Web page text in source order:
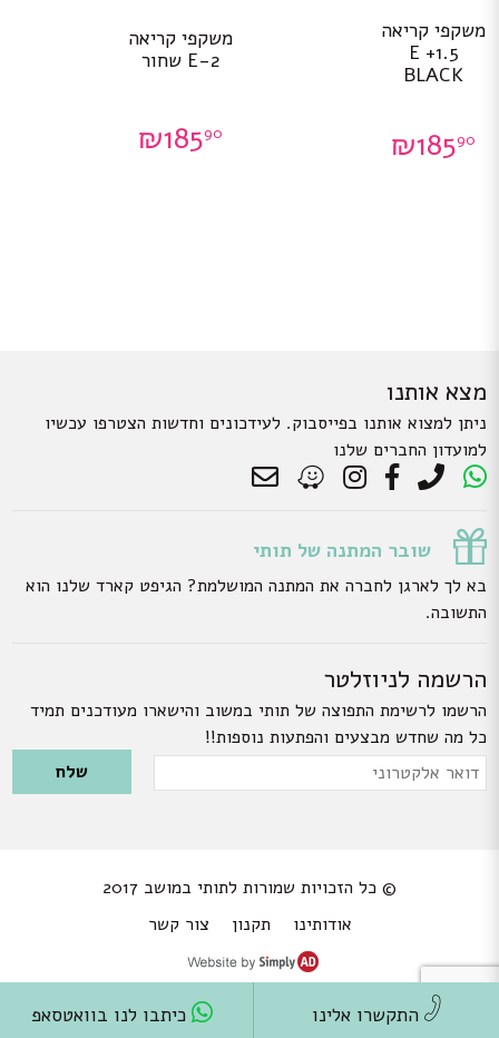
משקפי קריאה
1.5+ E
BLACK
₪18590
משקפי קריאה
E-2 שחור
₪18590
מצא אותנו
ניתן למצוא אותנו בפייסבוק. לעידכונים וחדשות הצטרפו עכשיו
למועדון החברים שלנו
שובר המתנה של תותי
בא לך לארגן לחברה את המתנה המושלמת? הגיפט קארד שלנו הוא
התשובה.
הרשמה לניוזלטר
הרשמו לרשימת התפוצה של תותי במשוב והישארו מעודכנים תמיד
כל מה שחדש מבצעים והפתעות נוספות!!
Please leave this field empty.
דואר
© כל הזכויות שמורות לתותי במושב 2017
אודותינו
תקנון צור קשר
התקשרו אלינו כיתבו לנו בוואטסאפ